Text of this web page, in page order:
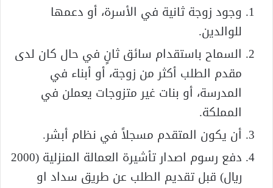
وجود زوجة ثانية في الأسرة، أو دعمها
للوالدين.
السماح باستقدام سائق ثانٍ في حال كان لدى
مقدم الطلب أكثر من زوجة، أو أبناء في
المدرسة، أو بنات غير متزوجات يعملن في
المملكة.
أن يكون المتقدم مسجلاً في نظام أبشر.
دفع رسوم اصدار تأشيرة العمالة المنزلية (2000
ريال) قبل تقديم الطلب عن طريق سداد او